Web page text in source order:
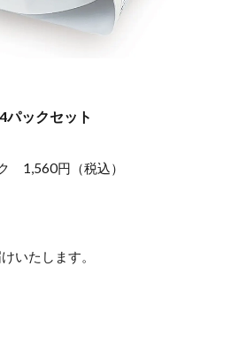
パックセット
1,560円（税込）
いたします。